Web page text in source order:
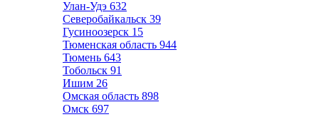
Улан-Удэ 632
Северобайкальск 39
Гусиноозерск 15
Тюменская область 944
Тюмень 643
Тобольск 91
Ишим 26
Омская область 898
Омск 697